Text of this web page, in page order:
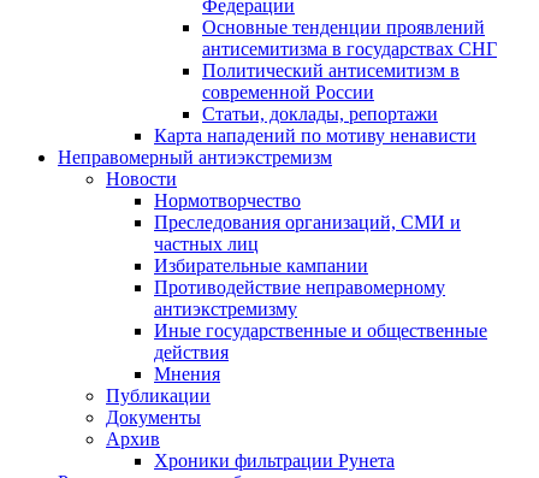
Федерации
Основные тенденции проявлений
антисемитизма в государствах СНГ
Политический антисемитизм в
современной России
Статьи, доклады, репортажи
Карта нападений по мотиву ненависти
Неправомерный антиэкстремизм
Новости
Нормотворчество
Преследования организаций, СМИ и
частных лиц
Избирательные кампании
Противодействие неправомерному
антиэкстремизму
Иные государственные и общественные
действия
Мнения
Публикации
Документы
Архив
Хроники фильтрации Рунета